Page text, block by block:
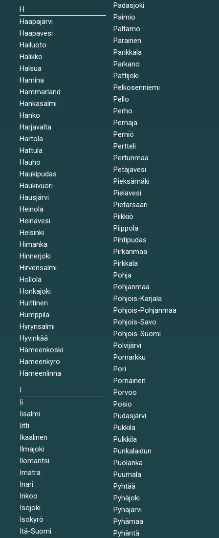
H
Haapajärvi
Haapavesi
Hailuoto
Halikko
Halsua
Hamina
Hammarland
Hankasalmi
Hanko
Harjavalta
Hartola
Hattula
Hauho
Haukipudas
Haukivuori
Hausjärvi
Heinola
Heinävesi
Helsinki
Himanka
Hinnerjoki
Hirvensalmi
Hollola
Honkajoki
Huittinen
Humppila
Hyrynsalmi
Hyvinkää
Hämeenkoski
Hämeenkyrö
Hämeenlinna
I
Ii
Iisalmi
Iitti
Ikaalinen
Ilmajoki
Ilomantsi
Imatra
Inari
Inkoo
Isojoki
Isokyrö
Itä-Suomi
Padasjoki
Paimio
Paltamo
Parainen
Parikkala
Parkano
Pattijoki
Pelkosenniemi
Pello
Perho
Pernaja
Perniö
Pertteli
Pertunmaa
Petäjävesi
Pieksämäki
Pielavesi
Pietarsaari
Piikkiö
Piippola
Pihtipudas
Pirkanmaa
Pirkkala
Pohja
Pohjanmaa
Pohjois-Karjala
Pohjois-Pohjanmaa
Pohjois-Savo
Pohjois-Suomi
Polvijärvi
Pomarkku
Pori
Pornainen
Porvoo
Posio
Pudasjärvi
Pukkila
Pulkkila
Punkalaidun
Puolanka
Puumala
Pyhtää
Pyhäjoki
Pyhäjärvi
Pyhämaa
Pyhäntä